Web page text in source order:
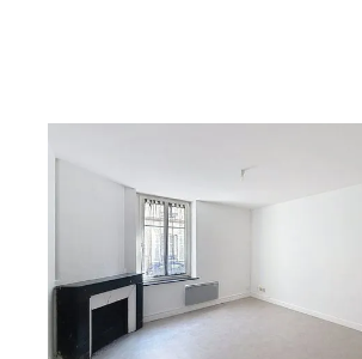
28,14 m
Ref : 38030
Appartement F1 à louer
440 €
par mois charges comprises
Visiter le site dédié